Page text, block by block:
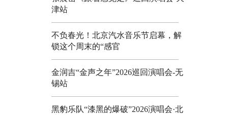
津站
不负春光！北京汽水音乐节启幕，解
锁这个周末的“感官
金润吉“金声之年”2026巡回演唱会-无
锡站
黑豹乐队“漆黑的爆破”2026演唱会·北